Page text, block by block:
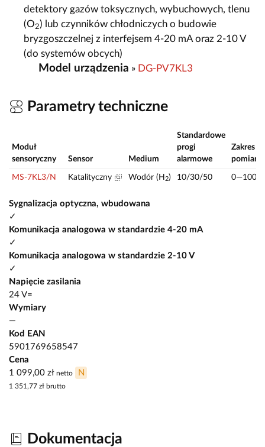
detektory gazów toksycznych, wybuchowych, tlenu
(O2) lub czynników chłodniczych o budowie
bryzgoszczelnej z interfejsem 4-20 mA oraz 2-10 V
(do systemów obcych)
Model urządzenia » DG-PV7KL3
Parametry techniczne
Moduł
sensoryczny
Sensor Medium
Standardowe
progi
alarmowe
Zakres
MS-7KL3/N Katalityczny Wodór (H 2) 10/30/50 0—100
Sygnalizacja optyczna, wbudowana
✓
Komunikacja analogowa w standardzie 4-20 mA
✓
Komunikacja analogowa w standardzie 2-10 V
✓
Napięcie zasilania
24 V=
Wymiary
—
Kod EAN
5901769658547
Cena
1 099,00 zł netto N
1 351,77 zł brutto
Dokumentacja